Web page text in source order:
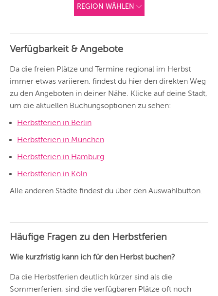
REGION WÄHLEN
Vorschlag basierend
Hier findest du vor
allem Online-
Angebote und
Angebote außerhalb
unserer Städte.
BERLIN
MÜNCHEN
STUTTGART
Verfügbarkeit & Angebote
Da die freien Plätze und Termine regional im Herbst
immer etwas variieren, findest du hier den direkten Weg
zu den Angeboten in deiner Nähe. Klicke auf deine Stadt,
um die aktuellen Buchungsoptionen zu sehen:
Herbstferien in Berlin
Herbstferien in München
Herbstferien in Hamburg
Herbstferien in Köln
Alle anderen Städte findest du über den Auswahlbutton.
Häufige Fragen zu den Herbstferien
Wie kurzfristig kann ich für den Herbst buchen?
Da die Herbstferien deutlich kürzer sind als die
Sommerferien, sind die verfügbaren Plätze oft noch